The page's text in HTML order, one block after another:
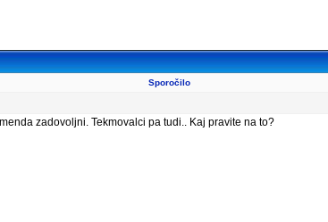
Sporočilo
zadovoljni. Tekmovalci pa tudi.. Kaj pravite na to?